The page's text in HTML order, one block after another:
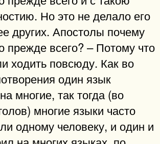
Но это не делало его
других. Апостолы почему
прежде всего? – Потому что
ходить повсюду. Как во
один язык
многие, так тогда (во
многие языки часто
одному человеку, и один и